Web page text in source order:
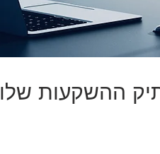
ההשקעות שלו